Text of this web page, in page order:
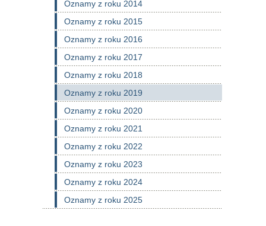
Oznamy z roku 2014
Oznamy z roku 2015
Oznamy z roku 2016
Oznamy z roku 2017
Oznamy z roku 2018
Oznamy z roku 2019
Oznamy z roku 2020
Oznamy z roku 2021
Oznamy z roku 2022
Oznamy z roku 2023
Oznamy z roku 2024
Oznamy z roku 2025